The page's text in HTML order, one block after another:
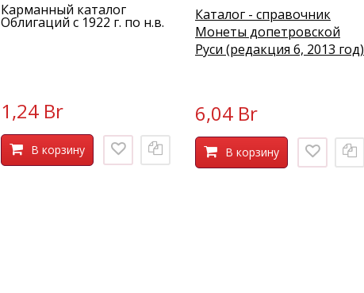
Карманный каталог
Облигаций с 1922 г. по н.в.
1,24 Br
В корзину
Каталог - справочник
Монеты допетровской
Руси (редакция 6, 2013 год)
6,04 Br
В корзину